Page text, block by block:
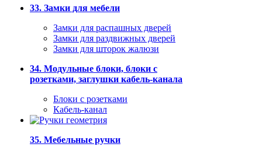
33. Замки для мебели
Замки для распашных дверей
Замки для раздвижных дверей
Замки для шторок жалюзи
34. Модульные блоки, блоки с
розетками, заглушки кабель-канала
Блоки с розетками
Кабель-канал
35. Мебельные ручки